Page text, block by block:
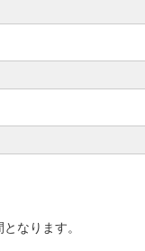
なります。